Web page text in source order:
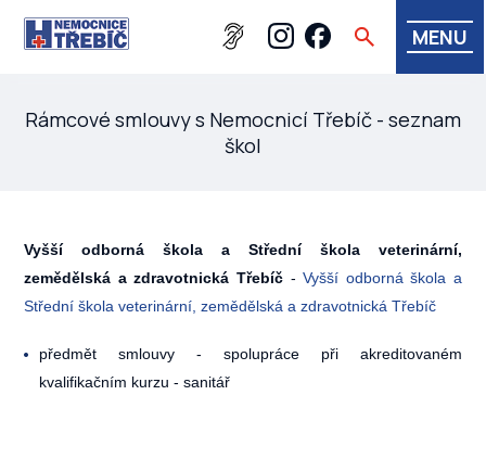
MENU
Rámcové smlouvy s Nemocnicí Třebíč - seznam
škol
Vyšší odborná škola a Střední škola veterinární,
zemědělská a zdravotnická Třebíč-Vyšší odborná škola a
Střední škola veterinární, zemědělská a zdravotnická Třebíč
předmět smlouvy - spolupráce při akreditovaném
kvalifikačním kurzu - sanitář